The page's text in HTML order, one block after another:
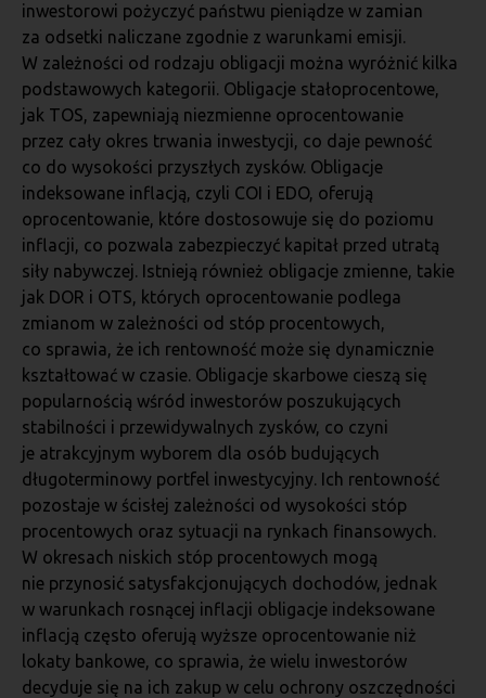
inwestorowi pożyczyć państwu pieniądze w zamian
za odsetki naliczane zgodnie z warunkami emisji.
W zależności od rodzaju obligacji można wyróżnić kilka
podstawowych kategorii. Obligacje stałoprocentowe,
jak TOS, zapewniają niezmienne oprocentowanie
przez cały okres trwania inwestycji, co daje pewność
co do wysokości przyszłych zysków. Obligacje
indeksowane inflacją, czyli COI i EDO, oferują
oprocentowanie, które dostosowuje się do poziomu
inflacji, co pozwala zabezpieczyć kapitał przed utratą
siły nabywczej. Istnieją również obligacje zmienne, takie
jak DOR i OTS, których oprocentowanie podlega
zmianom w zależności od stóp procentowych,
co sprawia, że ich rentowność może się dynamicznie
kształtować w czasie. Obligacje skarbowe cieszą się
popularnością wśród inwestorów poszukujących
stabilności i przewidywalnych zysków, co czyni
je atrakcyjnym wyborem dla osób budujących
długoterminowy portfel inwestycyjny. Ich rentowność
pozostaje w ścisłej zależności od wysokości stóp
procentowych oraz sytuacji na rynkach finansowych.
W okresach niskich stóp procentowych mogą
nie przynosić satysfakcjonujących dochodów, jednak
w warunkach rosnącej inflacji obligacje indeksowane
inflacją często oferują wyższe oprocentowanie niż
lokaty bankowe, co sprawia, że wielu inwestorów
decyduje się na ich zakup w celu ochrony oszczędności